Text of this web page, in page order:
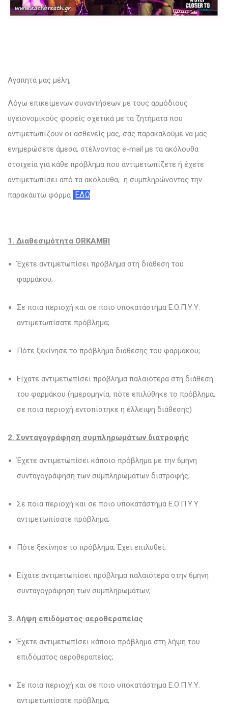
Αγαπητά μας μέλη,
Λόγω επικείμενων συναντήσεων με τους αρμόδιους
υγειονομικούς φορείς σχετικά με τα ζητήματα που
αντιμετωπίζουν οι ασθενείς μας, σας παρακαλούμε να μας
ενημερώσετε άμεσα, στέλνοντας e-mail με τα ακόλουθα
στοιχεία για κάθε πρόβλημα που αντιμετωπίζετε ή έχετε
αντιμετωπίσει από τα ακόλουθα, η συμπληρώνοντας την
παρακάυτω φόρμα ΕΔΩ
1. Διαθεσιμότητα ORKAMBI
Έχετε αντιμετωπίσει πρόβλημα στη διάθεση του
φαρμάκου;
Σε ποια περιοχή και σε ποιο υποκατάστημα Ε.Ο.Π.Υ.Υ.
αντιμετωπίσατε πρόβλημα;
Πότε ξεκίνησε το πρόβλημα διάθεσης του φαρμάκου;
Είχατε αντιμετωπίσει πρόβλημα παλαιότερα στη διάθεση
του φαρμάκου (ημερομηνία, πότε επιλύθηκε το πρόβλημα,
σε ποια περιοχή εντοπίστηκε η έλλειψη διάθεσης)
2. Συνταγογράφηση συμπληρωμάτων διατροφής
Έχετε αντιμετωπίσει κάποιο πρόβλημα με την 6μηνη
συνταγογράφηση των συμπληρωμάτων διατροφής;
Σε ποια περιοχή και σε ποιο υποκατάστημα Ε.Ο.Π.Υ.Υ.
αντιμετωπίσατε πρόβλημα;
Πότε ξεκίνησε το πρόβλημα; Έχει επιλυθεί;
Είχατε αντιμετωπίσει πρόβλημα παλαιότερα στην 6μηνη
συνταγογράφηση των συμπληρωμάτων;
3. Λήψη επιδόματος αεροθεραπείας
Έχετε αντιμετωπίσει κάποιο πρόβλημα στη λήψη του
επιδόματος αεροθεραπείας;
Σε ποια περιοχή και σε ποιο υποκατάστημα Ε.Ο.Π.Υ.Υ.
αντιμετωπίσατε πρόβλημα;